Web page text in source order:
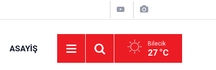
ASAYIŞ Bilecik
27 °C